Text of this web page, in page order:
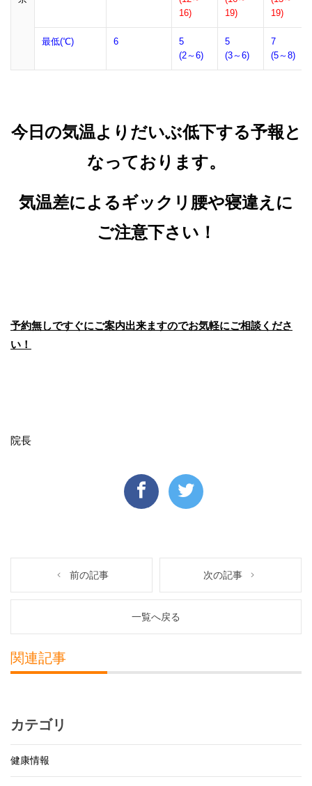
16)
19)
19)
最低(℃) 6
5
(2～6)
5
(3～6)
7
(5～8)
今日の気温よりだいぶ低下する予報と
なっております。
気温差によるギックリ腰や寝違えに
ご注意下さい！
予約無しですぐにご案内出来ますのでお気軽にご相談くださ
い！
院長
前の記事 次の記事
一覧へ戻る
関連記事
カテゴリ
健康情報